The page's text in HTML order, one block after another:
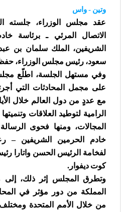
وتين - واس
عقد مجلس الوزراء، جلسته
الاتصال المرئي ـ برئاسة
الشريفين، الملك سلمان بن
سعود، رئيس مجلس الوزراء،
وفي مستهل الجلسة، اطلّع
على مجمل المحادثات التي
مع عددٍ من دول العالم خلال
الرامية لتوطيد العلاقات
المجالات، ومنها فحوى الرسالة
خادم الحرمين الشريفين –
لفخامة الرئيس الحسن واتارا
كوت ديفوار.
وتطرق المجلس إثر ذلك، إلى
المملكة من دور مؤثر في
من خلال الأمم المتحدة